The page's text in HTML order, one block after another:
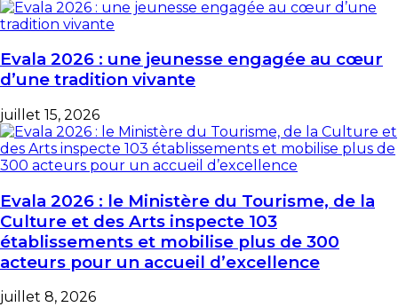
Evala 2026 : une jeunesse engagée au cœur
d’une tradition vivante
juillet 15, 2026
Evala 2026 : le Ministère du Tourisme, de la
Culture et des Arts inspecte 103
établissements et mobilise plus de 300
acteurs pour un accueil d’excellence
juillet 8, 2026